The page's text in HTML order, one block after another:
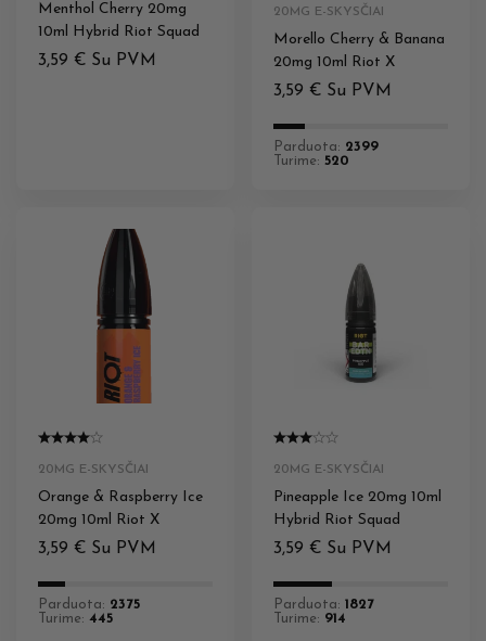
Menthol Cherry 20mg
10ml Hybrid Riot Squad
3,59 € Su PVM
20MG E-SKYSČIAI
Morello Cherry & Banana
20mg 10ml Riot X
3,59 € Su PVM
Parduota: 2399
Turime: 520
20MG E-SKYSČIAI
Orange & Raspberry Ice
20mg 10ml Riot X
3,59 € Su PVM
Parduota: 2375
Turime: 445
20MG E-SKYSČIAI
Pineapple Ice 20mg 10ml
Hybrid Riot Squad
3,59 € Su PVM
Parduota: 1827
Turime: 914